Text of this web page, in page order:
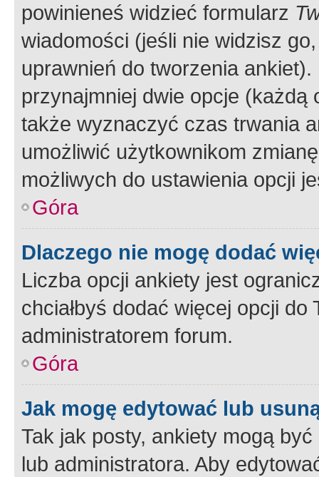
powinieneś widzieć formularz
wiadomości (jeśli nie widzisz
uprawnień do tworzenia
przynajmniej dwie opcje
także wyznaczyć czas trwania
umożliwić użytkownikom
możliwych do ustawienia opcji
Góra
Dlaczego nie mogę dodać
Liczba opcji ankiety jest
chciałbyś dodać więcej opcji
administratorem forum.
Góra
Jak mogę edytować lub
Tak jak posty, ankiety mogą
lub administratora. Aby